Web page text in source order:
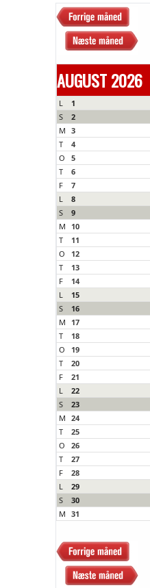
AUGUST 2026
L
1
S
2
M 3
T
4
O
5
T
6
F
7
L
8
S
9
M
10
T
11
O
12
T
13
F
14
L
15
S
16
M
17
T
18
O
19
T
20
F
21
L
22
S
23
M 24
T
25
O
26
T
27
F
28
L
29
S
30
M 31